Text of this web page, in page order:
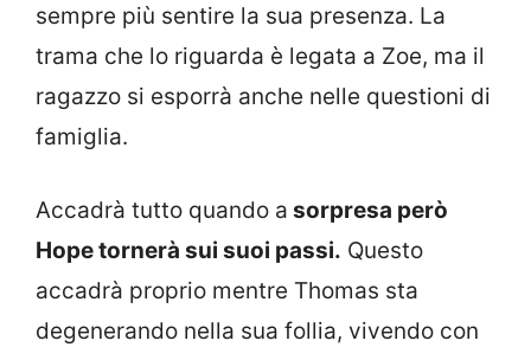
sempre più sentire la sua presenza. La
trama che lo riguarda è legata a Zoe, ma il
ragazzo si esporrà anche nelle questioni di
famiglia.
Accadrà tutto quando a sorpresa però
Hope tornerà sui suoi passi. Questo
accadrà proprio mentre Thomas sta
degenerando nella sua follia, vivendo con